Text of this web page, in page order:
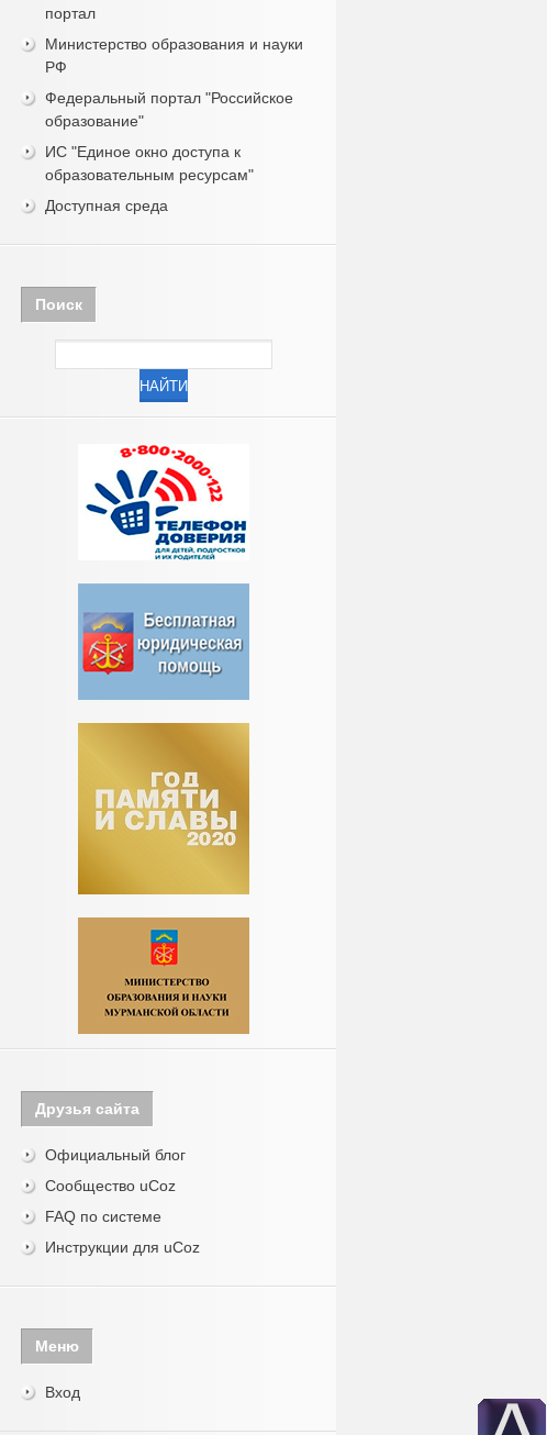
портал
Министерство образования и науки
РФ
Федеральный портал "Российское
образование"
ИС "Единое окно доступа к
образовательным ресурсам"
Доступная среда
Поиск
Друзья сайта
Официальный блог
Сообщество uCoz
FAQ по системе
Инструкции для uCoz
Меню
Вход